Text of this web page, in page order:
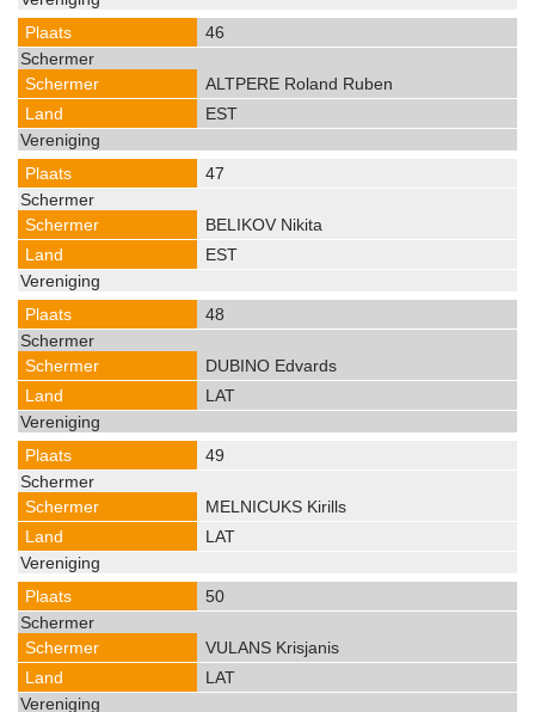
46
ALTPERE Roland Ruben
EST
47
BELIKOV Nikita
EST
48
DUBINO Edvards
LAT
49
MELNICUKS Kirills
LAT
50
VULANS Krisjanis
LAT